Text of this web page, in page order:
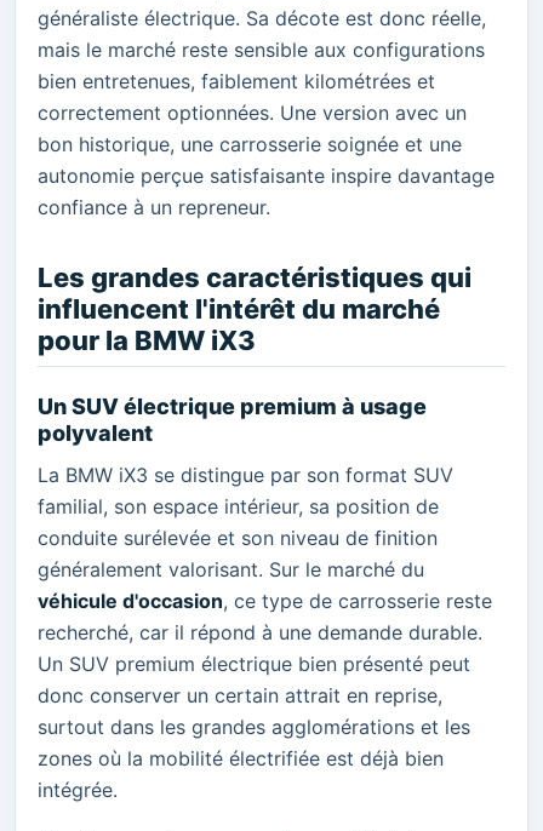
généraliste électrique. Sa décote est donc réelle,
mais le marché reste sensible aux configurations
bien entretenues, faiblement kilométrées et
correctement optionnées. Une version avec un
bon historique, une carrosserie soignée et une
autonomie perçue satisfaisante inspire davantage
confiance à un repreneur.
Les grandes caractéristiques qui
influencent l'intérêt du marché
pour la BMW iX3
Un SUV électrique premium à usage
polyvalent
La BMW iX3 se distingue par son format SUV
familial, son espace intérieur, sa position de
conduite surélevée et son niveau de finition
généralement valorisant. Sur le marché du
véhicule d'occasion, ce type de carrosserie reste
recherché, car il répond à une demande durable.
Un SUV premium électrique bien présenté peut
donc conserver un certain attrait en reprise,
surtout dans les grandes agglomérations et les
zones où la mobilité électrifiée est déjà bien
intégrée.